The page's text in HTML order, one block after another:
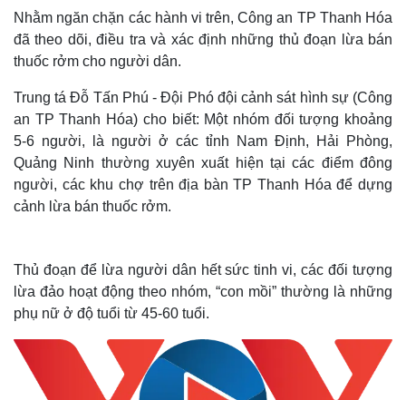
Nhằm ngăn chặn các hành vi trên, Công an TP Thanh Hóa
đã theo dõi, điều tra và xác định những thủ đoạn lừa bán
thuốc rởm cho người dân.
Trung tá Đỗ Tấn Phú - Đội Phó đội cảnh sát hình sự (Công
an TP Thanh Hóa) cho biết: Một nhóm đối tượng khoảng
5-6 người, là người ở các tỉnh Nam Định, Hải Phòng,
Quảng Ninh thường xuyên xuất hiện tại các điểm đông
người, các khu chợ trên địa bàn TP Thanh Hóa để dựng
cảnh lừa bán thuốc rởm.
Thủ đoạn để lừa người dân hết sức tinh vi, các đối tượng
lừa đảo hoạt động theo nhóm, “con mồi” thường là những
phụ nữ ở độ tuổi từ 45-60 tuổi.